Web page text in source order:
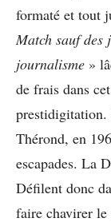
formaté et tout
Match sauf des
journalisme »
de frais dans
prestidigitation.
Thérond, en
escapades. La
Défilent donc
faire chavirer